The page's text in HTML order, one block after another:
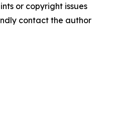
or copyright issues
contact the author